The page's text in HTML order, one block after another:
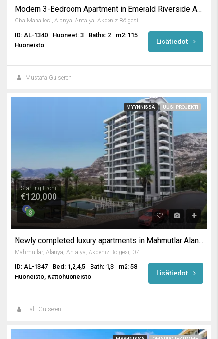
Modern 3-Bedroom Apartment in Emerald Riverside Alanya
Oba Mahallesi, Alanya, Antalya, Akdeniz Bölgesi, Türkiye
ID: AL-1340 Huoneet: 3 Baths: 2
m2: 115
Huoneisto
Lisätiedot
Mustafa Gülseren
MYYNNISSÄ UUSI PROJEKTI
Starting From
€120,000
Newly completed luxury apartments in Mahmutlar Alanya
ID: AL-1347 Bed: 1,2,4,5 Bath: 1,3
m2: 58
Huoneisto, Kattohuoneisto
Lisätiedot
Halil Gülseren